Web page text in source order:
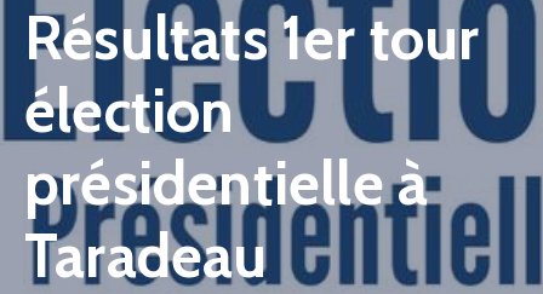
Manifestations
Vie
Municipale
Services
Jeunesse
Résultats 1er tour
élection
présidentielle à
Taradeau